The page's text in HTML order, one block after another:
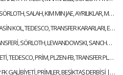
SERCAN HAMZAOĞLU | TRANSFER, SÖRLOTH, SALAH, KIM MIN JAE, AYRILIKLAR, MERT HAKAN | GÜNDEM FENERBAHÇE
SERCAN HAMZAOĞLU | FB 1-1 GS, YASİN KOL, TEDESCO, TRANSFER KARARLARI, EN NESYRI | GÜNDEM FENERBAHÇE
SERCAN HAMZAOĞLU | GOLCÜ TRANSFERİ, SÖRLOTH, LEWANDOWSKI, SANCHO, RİZESPOR-FB | GÜNDEM FENERBAHÇE
SERCAN HAMZAOĞLU | BJK GALİBİYETİ, TEDESCO, PRİM, PLZEN-FB, TRANSFER PLANI | GÜNDEM FENERBAHÇE
SERCAN HAMZAOĞLU | GAZİANTEP FK GALİBİYETİ, PRİMLER, BEŞİKTAŞ DERBİSİ | GÜNDEM FENERBAHÇE